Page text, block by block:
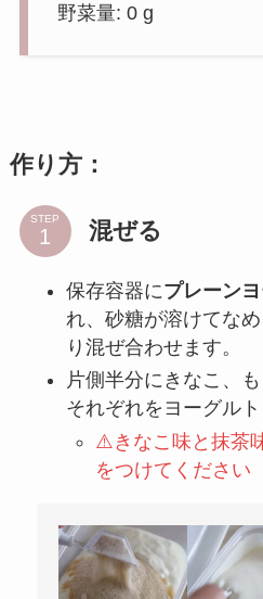
野菜量: 0 g
作り方：
STEP 混ぜる
保存容器にプレーン
れ、砂糖が溶けてな
り混ぜ合わせます。
片側半分にきなこ、
それぞれをヨーグルト
⚠️きなこ味と抹茶
をつけてください